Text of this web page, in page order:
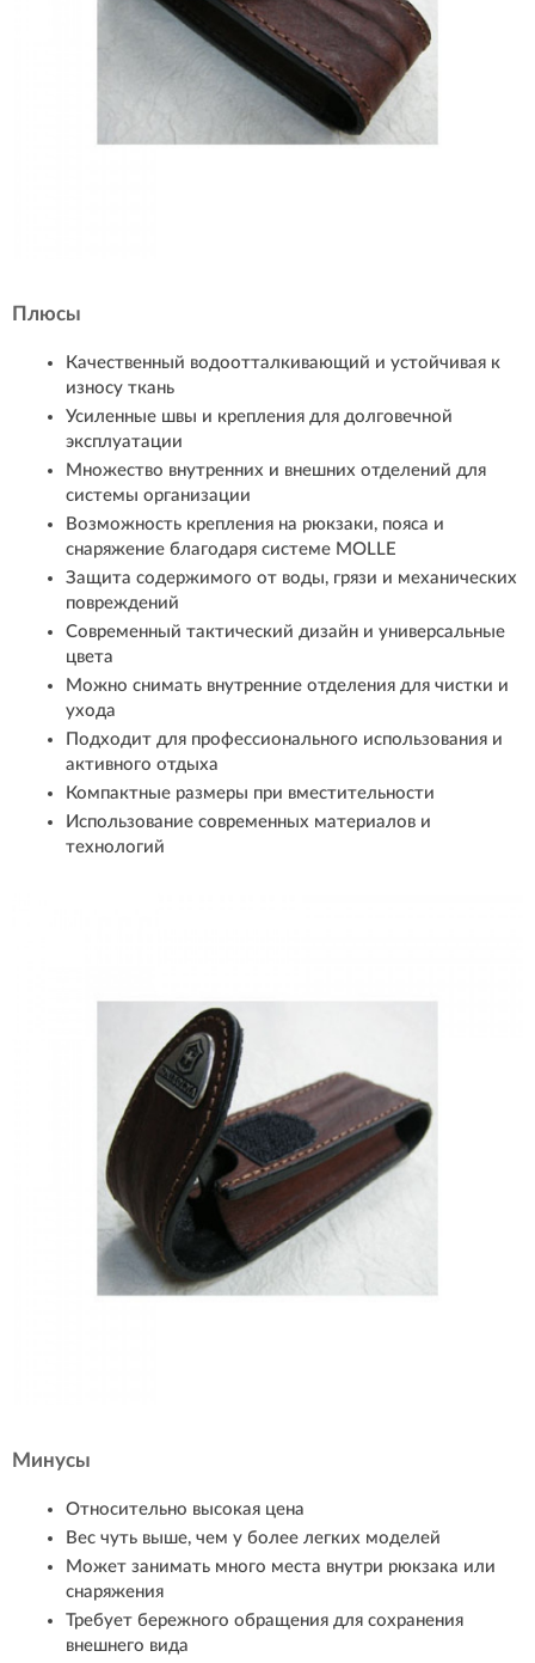
Плюсы
Качественный водоотталкивающий и устойчивая к
износу ткань
Усиленные швы и крепления для долговечной
эксплуатации
Множество внутренних и внешних отделений для
системы организации
Возможность крепления на рюкзаки, пояса и
снаряжение благодаря системе MOLLE
Защита содержимого от воды, грязи и механических
повреждений
Современный тактический дизайн и универсальные
цвета
Можно снимать внутренние отделения для чистки и
ухода
Подходит для профессионального использования и
активного отдыха
Компактные размеры при вместительности
Использование современных материалов и
технологий
Минусы
Относительно высокая цена
Вес чуть выше, чем у более легких моделей
Может занимать много места внутри рюкзака или
снаряжения
Требует бережного обращения для сохранения
внешнего вида